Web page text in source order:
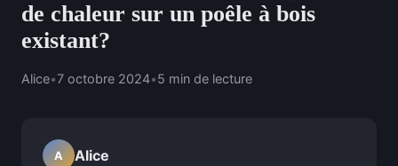
de chaleur sur un poêle à bois
existant?
Alice•7 octobre 2024•5 min de lecture
A Alice